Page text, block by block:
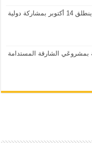
“الشارقة للاستثمار 2026” ينطلق 14 أكتوبر بمشاركة دولية
الشارقة المستدامة